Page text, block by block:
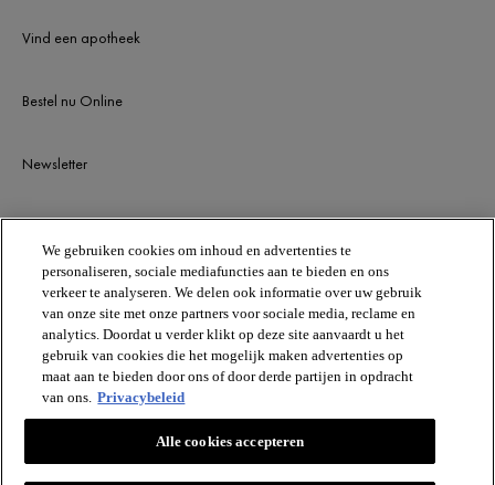
Vind een apotheek
Bestel nu Online
Newsletter
BLIJF OP DE HOOGTE
VICHY
Vichy France CAI/CAF 03
TSA 75000 93584 ST OUEN CEDEX FR.
We gebruiken cookies om inhoud en advertenties te
personaliseren, sociale mediafuncties aan te bieden en ons
verkeer te analyseren. We delen ook informatie over uw gebruik
van onze site met onze partners voor sociale media, reclame en
analytics. Doordat u verder klikt op deze site aanvaardt u het
gebruik van cookies die het mogelijk maken advertenties op
maat aan te bieden door ons of door derde partijen in opdracht
van ons. Privacybeleid
Alle cookies accepteren